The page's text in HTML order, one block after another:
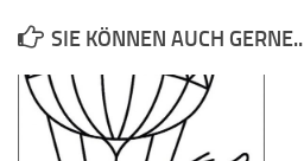
SIE KÖNNEN AUCH GERNE..